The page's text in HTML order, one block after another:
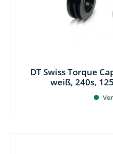
DT Swiss Torque
weiß, 240s,